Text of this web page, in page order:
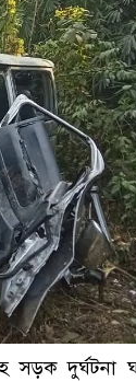
সড়ক দুর্ঘটনা